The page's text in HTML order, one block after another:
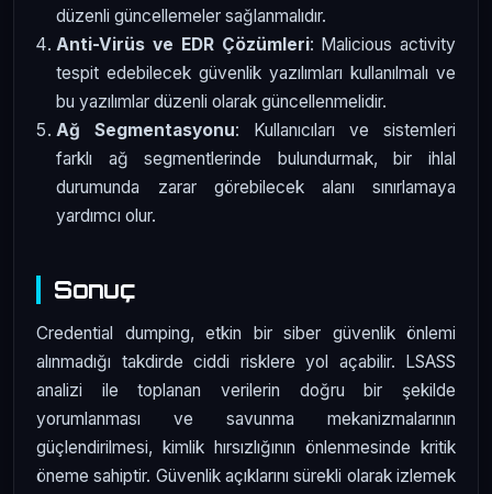
düzenli güncellemeler sağlanmalıdır.
Anti-Virüs ve EDR Çözümleri: Malicious activity
tespit edebilecek güvenlik yazılımları kullanılmalı ve
bu yazılımlar düzenli olarak güncellenmelidir.
Ağ Segmentasyonu: Kullanıcıları ve sistemleri
farklı ağ segmentlerinde bulundurmak, bir ihlal
durumunda zarar görebilecek alanı sınırlamaya
yardımcı olur.
Sonuç
Credential dumping, etkin bir siber güvenlik önlemi
alınmadığı takdirde ciddi risklere yol açabilir. LSASS
analizi ile toplanan verilerin doğru bir şekilde
yorumlanması ve savunma mekanizmalarının
güçlendirilmesi, kimlik hırsızlığının önlenmesinde kritik
öneme sahiptir. Güvenlik açıklarını sürekli olarak izlemek